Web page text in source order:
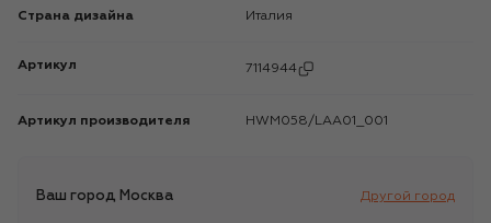
Страна дизайна Италия
Артикул 7114944
Артикул производителя HWM058/LAA01_001
Ваш город Москва Другой город